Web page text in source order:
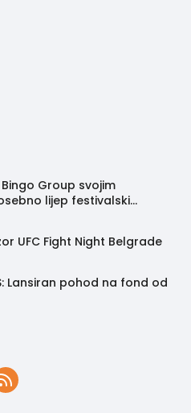
Group svojim
lijep festivalski
UFC Fight Night Belgrade
Lansiran pohod na fond od